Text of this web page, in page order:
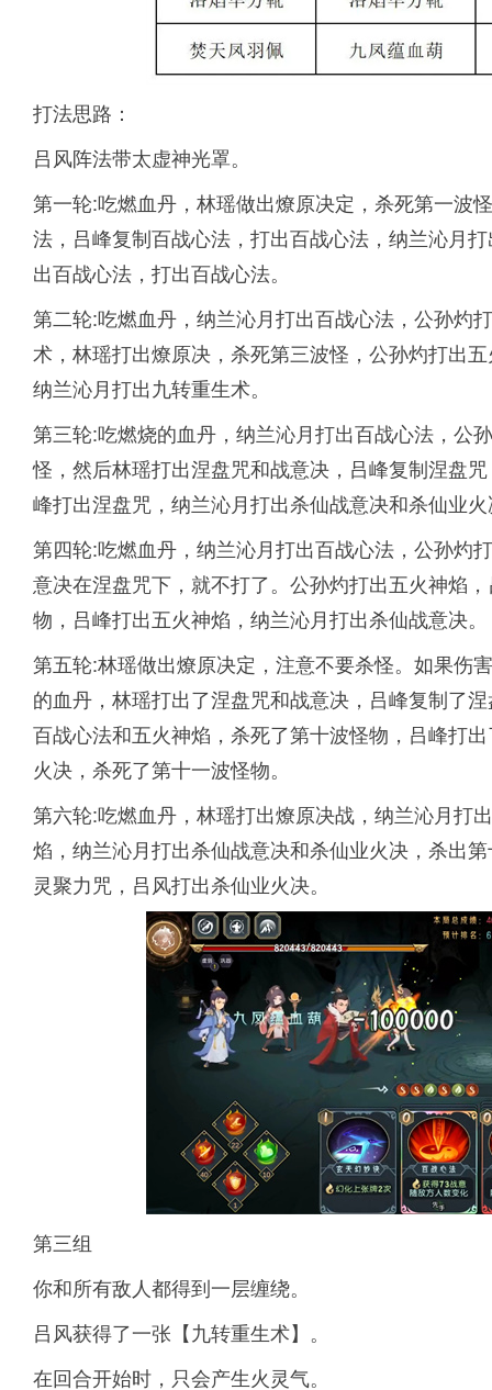
打法思路：
吕风阵法带太虚神光罩。
第一轮:吃燃血丹，林瑶做出燎原决定，杀死第一波
法，吕峰复制百战心法，打出百战心法，纳兰沁月
出百战心法，打出百战心法。
第二轮:吃燃血丹，纳兰沁月打出百战心法，公孙灼
术，林瑶打出燎原决，杀死第三波怪，公孙灼打出
纳兰沁月打出九转重生术。
第三轮:吃燃烧的血丹，纳兰沁月打出百战心法，公
怪，然后林瑶打出涅盘咒和战意决，吕峰复制涅盘
峰打出涅盘咒，纳兰沁月打出杀仙战意决和杀仙业
第四轮:吃燃血丹，纳兰沁月打出百战心法，公孙灼
意决在涅盘咒下，就不打了。公孙灼打出五火神焰
物，吕峰打出五火神焰，纳兰沁月打出杀仙战意决。
第五轮:林瑶做出燎原决定，注意不要杀怪。如果伤
的血丹，林瑶打出了涅盘咒和战意决，吕峰复制了
百战心法和五火神焰，杀死了第十波怪物，吕峰打
火决，杀死了第十一波怪物。
第六轮:吃燃血丹，林瑶打出燎原决战，纳兰沁月打
焰，纳兰沁月打出杀仙战意决和杀仙业火决，杀出
灵聚力咒，吕风打出杀仙业火决。
第三组
你和所有敌人都得到一层缠绕。
吕风获得了一张【九转重生术】。
在回合开始时，只会产生火灵气。